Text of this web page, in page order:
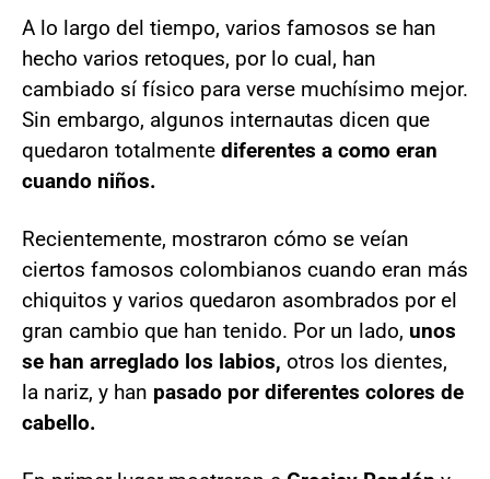
A lo largo del tiempo, varios famosos se han
hecho varios retoques, por lo cual, han
cambiado sí físico para verse muchísimo mejor.
Sin embargo, algunos internautas dicen que
quedaron totalmente diferentes a como eran
cuando niños.
Recientemente, mostraron cómo se veían
ciertos famosos colombianos cuando eran más
chiquitos y varios quedaron asombrados por el
gran cambio que han tenido. Por un lado, unos
se han arreglado los labios, otros los dientes,
la nariz, y han pasado por diferentes colores de
cabello.